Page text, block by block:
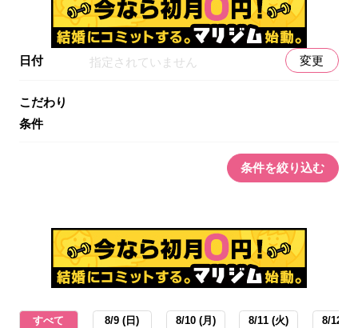
日付 指定されていません 変更
こだわり
条件
条件を絞り込む
すべて 8/9 (日) 8/10 (月) 8/11 (火) 8/12 (